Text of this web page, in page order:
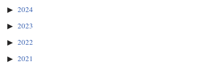
2024
2023
2022
2021